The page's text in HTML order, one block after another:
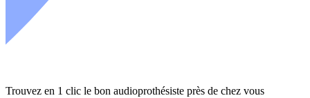
Trouvez en 1 clic le bon audioprothésiste près de chez vous